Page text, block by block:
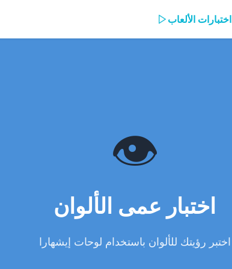
اختبارات الألعاب
👁️
اختبار عمى الألوان
اختبر رؤيتك للألوان باستخدام لوحات إيشهارا